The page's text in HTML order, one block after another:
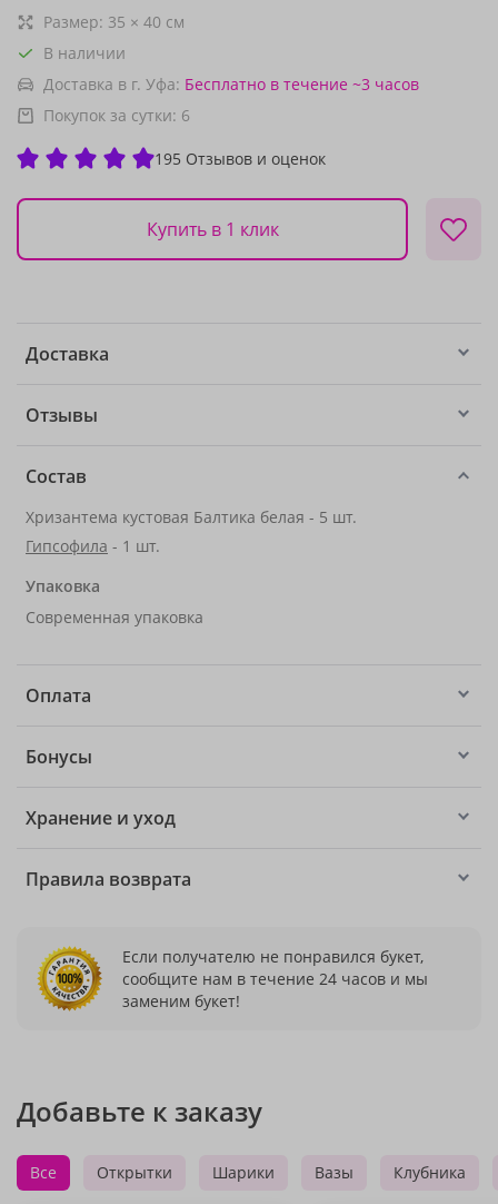
Размер: 35 × 40 см
В наличии
Доставка в г. Уфа: Бесплатно в течение ~3 часов
Покупок за сутки: 6
195 Отзывов и оценок
Купить в 1 клик
Доставка
Отзывы
Состав
Хризантема кустовая Балтика белая - 5 шт.
Гипсофила - 1 шт.
Упаковка
Современная упаковка
Оплата
Бонусы
Хранение и уход
Правила возврата
Если получателю не понравился букет,
сообщите нам в течение 24 часов и мы
заменим букет!
Добавьте к заказу
Все Открытки Шарики Вазы Клубника